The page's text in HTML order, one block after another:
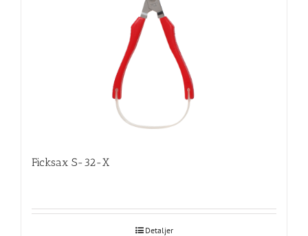
Ficksax S-32-X
Detaljer